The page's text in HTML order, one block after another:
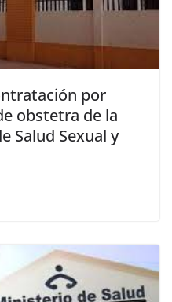
por
obstetra de la
Salud Sexual y